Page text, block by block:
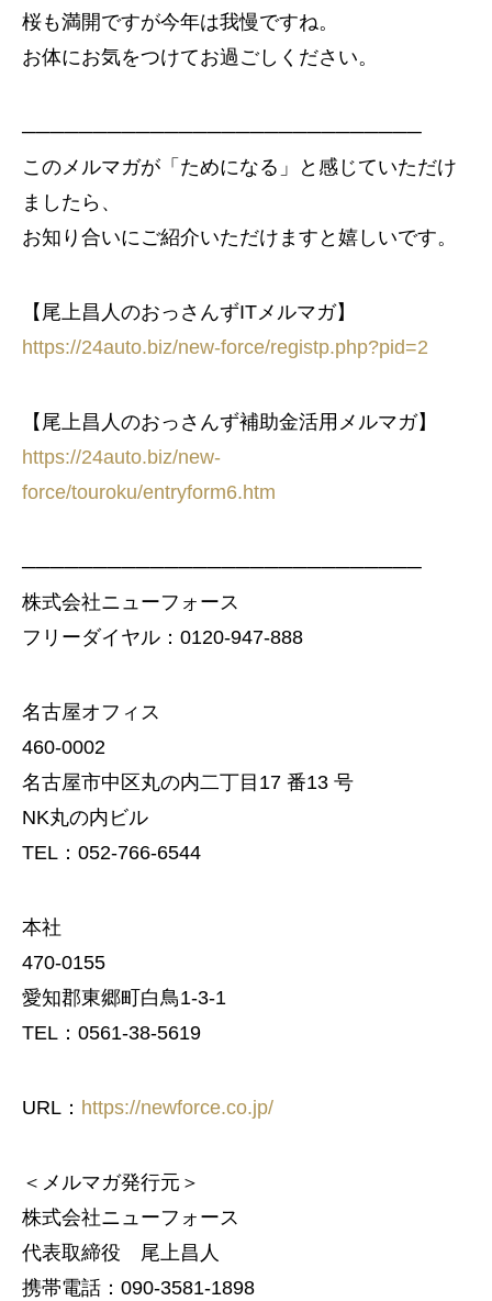
桜も満開ですが今年は我慢ですね。
お体にお気をつけてお過ごしください。
────────────────────────────
このメルマガが「ためになる」と感じていただけ
ましたら、
お知り合いにご紹介いただけますと嬉しいです。
【尾上昌人のおっさんずITメルマガ】
https://24auto.biz/new-force/registp.php?pid=2
【尾上昌人のおっさんず補助金活用メルマガ】
https://24auto.biz/new-
force/touroku/entryform6.htm
────────────────────────────
株式会社ニューフォース
フリーダイヤル：0120-947-888
名古屋オフィス
460-0002
名古屋市中区丸の内二丁目17 番13 号
NK丸の内ビル
TEL：052-766-6544
本社
470-0155
愛知郡東郷町白鳥1-3-1
TEL：0561-38-5619
URL： https://newforce.co.jp/
＜メルマガ発行元＞
株式会社ニューフォース
代表取締役 尾上昌人
携帯電話：090-3581-1898